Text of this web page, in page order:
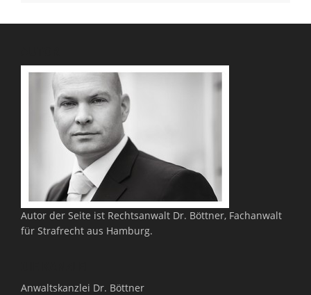
Autor der Seite ist Rechtsanwalt Dr. Böttner, Fachanwalt
für Strafrecht aus Hamburg.
Anwaltskanzlei Dr. Böttner